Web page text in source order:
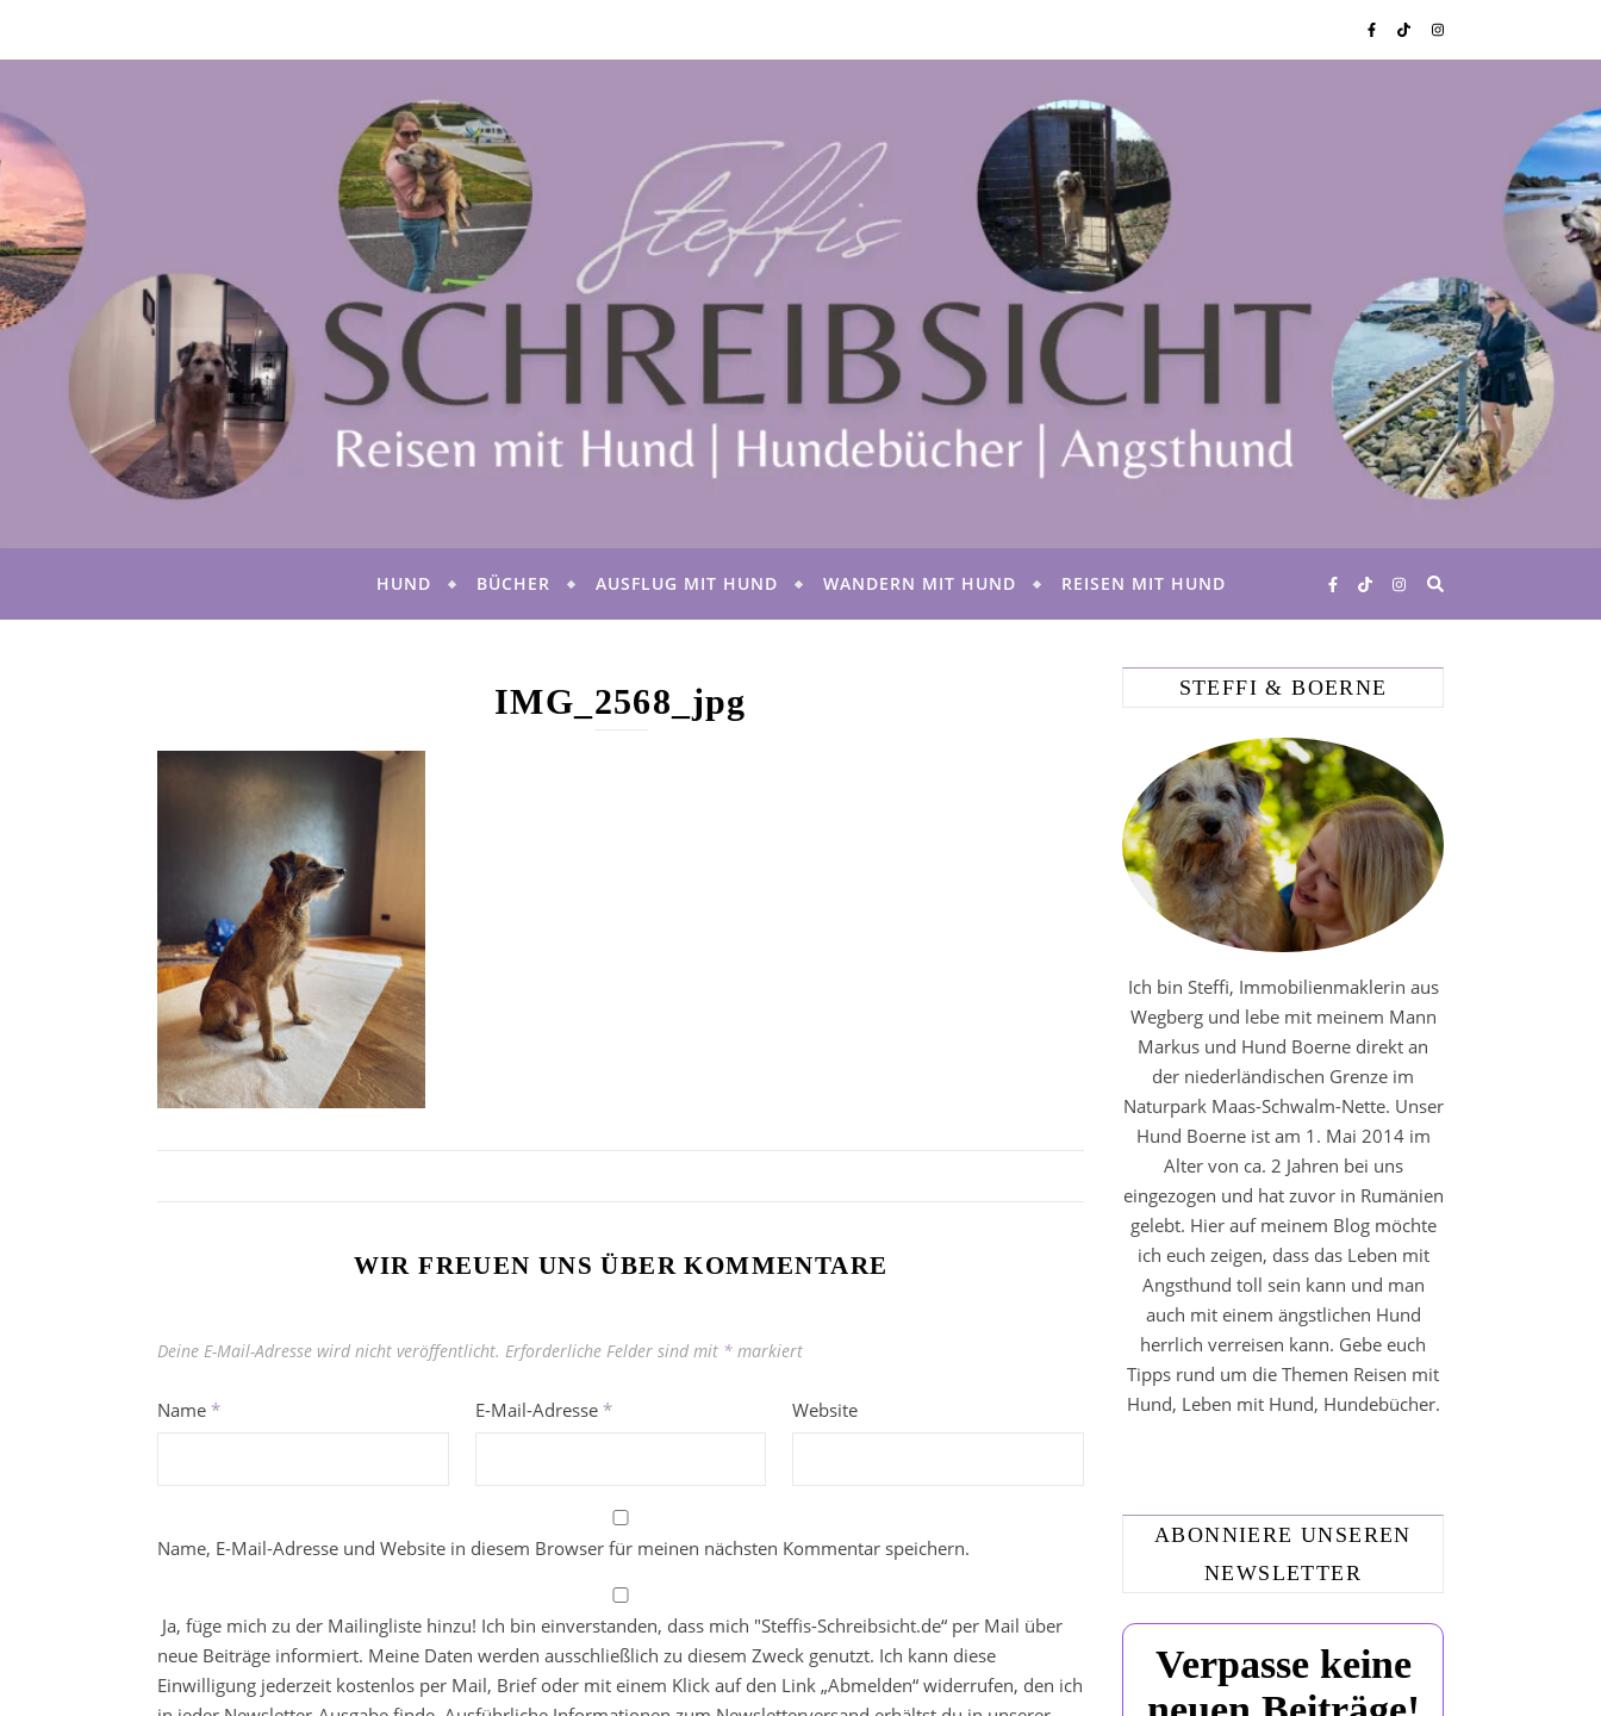
HUND BÜCHER AUSFLUG MIT HUND WANDERN MIT HUND REISEN MIT HUND
IMG_2568_jpg
WIR FREUEN UNS ÜBER KOMMENTARE
Deine E-Mail-Adresse wird nicht veröffentlicht. Erforderliche Felder sind mit * markiert
Name * E-Mail-Adresse * Website
Name, E-Mail-Adresse und Website in diesem Browser für meinen nächsten Kommentar speichern.
Ja, füge mich zu der Mailingliste hinzu! Ich bin einverstanden, dass mich "Steffis-Schreibsicht.de“ per Mail über
neue Beiträge informiert. Meine Daten werden ausschließlich zu diesem Zweck genutzt. Ich kann diese
Einwilligung jederzeit kostenlos per Mail, Brief oder mit einem Klick auf den Link „Abmelden“ widerrufen, den ich
STEFFI & BOERNE
Ich bin Steffi, Immobilienmaklerin aus
Wegberg und lebe mit meinem Mann
Markus und Hund Boerne direkt an
der niederländischen Grenze im
Naturpark Maas-Schwalm-Nette. Unser
Hund Boerne ist am 1. Mai 2014 im
Alter von ca. 2 Jahren bei uns
eingezogen und hat zuvor in Rumänien
gelebt. Hier auf meinem Blog möchte
ich euch zeigen, dass das Leben mit
Angsthund toll sein kann und man
auch mit einem ängstlichen Hund
herrlich verreisen kann. Gebe euch
Tipps rund um die Themen Reisen mit
Hund, Leben mit Hund, Hundebücher.
ABONNIERE UNSEREN
NEWSLETTER
Verpasse keine